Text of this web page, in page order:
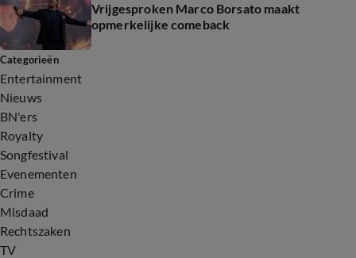
Vrijgesproken Marco Borsato maakt
opmerkelijke comeback
Categorieën
Entertainment
Nieuws
BN'ers
Royalty
Songfestival
Evenementen
Crime
Misdaad
Rechtszaken
TV